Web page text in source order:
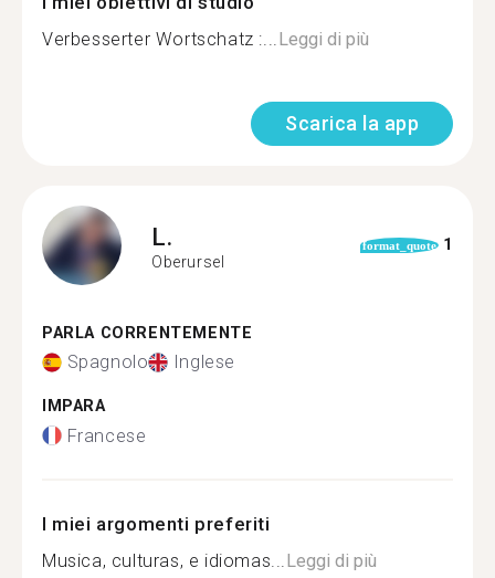
Verbesserter Wortschatz :... Leggi di più
Scarica la app
L.
Oberursel
format_quote 1
PARLA CORRENTEMENTE
Spagnolo Inglese
IMPARA
Francese
I miei argomenti preferiti
Musica, culturas, e idiomas... Leggi di più